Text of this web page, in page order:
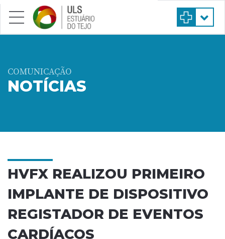
Saltar para conteúdo principal
COMUNICAÇÃO
NOTÍCIAS
HVFX REALIZOU PRIMEIRO
IMPLANTE DE DISPOSITIVO
REGISTADOR DE EVENTOS
CARDÍACOS